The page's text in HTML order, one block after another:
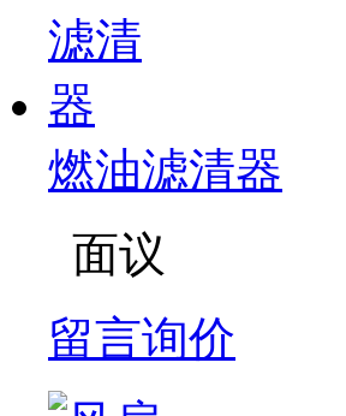
燃油滤清器
面议
留言询价